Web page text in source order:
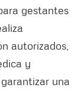
gestantes
autorizados,
y
una